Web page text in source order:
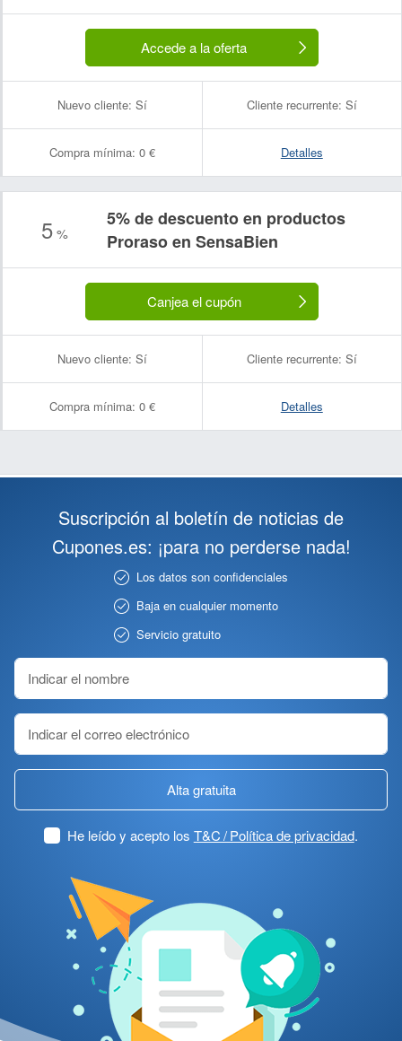
Accede a la oferta
Nuevo cliente: Sí Cliente recurrente: Sí
Compra mínima: 0 € Detalles
5%
5% de descuento en productos
Proraso en SensaBien
Canjea el cupón
Nuevo cliente: Sí Cliente recurrente: Sí
Compra mínima: 0 € Detalles
Suscripción al boletín de noticias de
Cupones.es: ¡para no perderse nada!
Los datos son confidenciales
Baja en cualquier momento
Servicio gratuito
Alta gratuita
He leído y acepto los T&C / Política de privacidad.